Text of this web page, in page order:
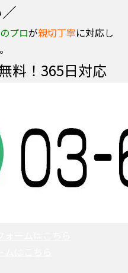
プロが親切丁寧に対応し
料！365日対応